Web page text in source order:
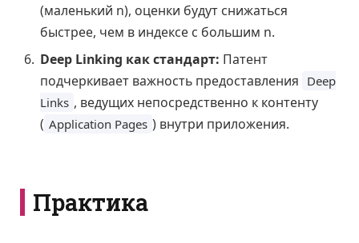
(маленький n), оценки будут снижаться
быстрее, чем в индексе с большим n.
Deep Linking как стандарт: Патент
подчеркивает важность предоставления Deep
Links , ведущих непосредственно к контенту
( Application Pages ) внутри приложения.
Практика